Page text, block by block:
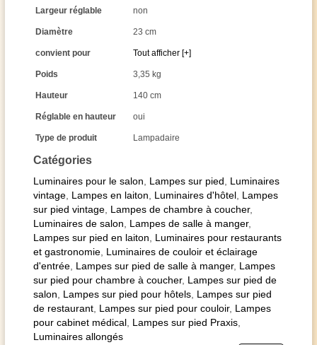
Catégories
Luminaires pour le salon Lampes sur pied
Luminaires
vintage Lampes en laiton Luminaires d'hôtel Lampes
sur pied vintage Lampes de chambre à coucher,
Luminaires de salon
Lampes de salle à manger,
Lampes sur pied en laiton
Luminaires pour restaurants
et gastronomie Luminaires de couloir et éclairage
d'entrée Lampes sur pied de salle à manger, Lampes
sur pied pour chambre à coucher, Lampes sur pied de
salon
Lampes sur pied pour hôtels Lampes sur pied
de restaurant Lampes sur pied pour couloir, Lampes
pour cabinet médical Lampes sur pied Praxis
Luminaires allongés
Largeur réglable non
Diamètre 23 cm
convient pour Tout afficher [+]
Poids 3,35 kg
Hauteur 140 cm
Réglable en hauteur oui
Type de produit Lampadaire